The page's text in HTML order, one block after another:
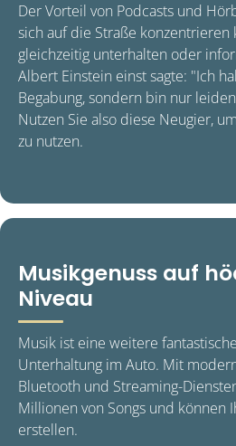
Der Vorteil von Podcasts und
sich auf die Straße konzentrieren
gleichzeitig unterhalten oder
Albert Einstein einst sagte: "Ich
Begabung, sondern bin nur
Nutzen Sie also diese Neugier,
zu nutzen.
Musikgenuss auf
Niveau
Musik ist eine weitere
Unterhaltung im Auto. Mit
Bluetooth und Streaming-
Millionen von Songs und können
erstellen.